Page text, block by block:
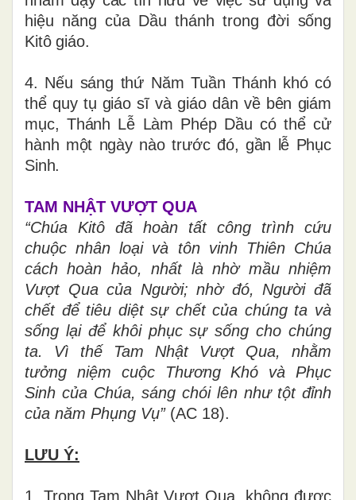
hiệu năng của Dầu thánh trong đời sống
Kitô giáo.
4. Nếu sáng thứ Năm Tuần Thánh khó có
thể quy tụ giáo sĩ và giáo dân về bên giám
mục, Thánh Lễ Làm Phép Dầu có thể cử
hành một ngày nào trước đó, gần lễ Phục
Sinh.
TAM NHẬT VƯỢT QUA
“Chúa Kitô đã hoàn tất công trình cứu
chuộc nhân loại và tôn vinh Thiên Chúa
cách hoàn hảo, nhất là nhờ mầu nhiệm
Vượt Qua của Người; nhờ đó, Người đã
chết để tiêu diệt sự chết của chúng ta và
sống lại để khôi phục sự sống cho chúng
ta. Vì thế Tam Nhật Vượt Qua, nhằm
tưởng niệm cuộc Thương Khó và Phục
Sinh của Chúa, sáng chói lên như tột đỉnh
của năm Phụng Vụ” (AC 18).
LƯU Ý:
1. Trong Tam Nhật Vượt Qua, không được